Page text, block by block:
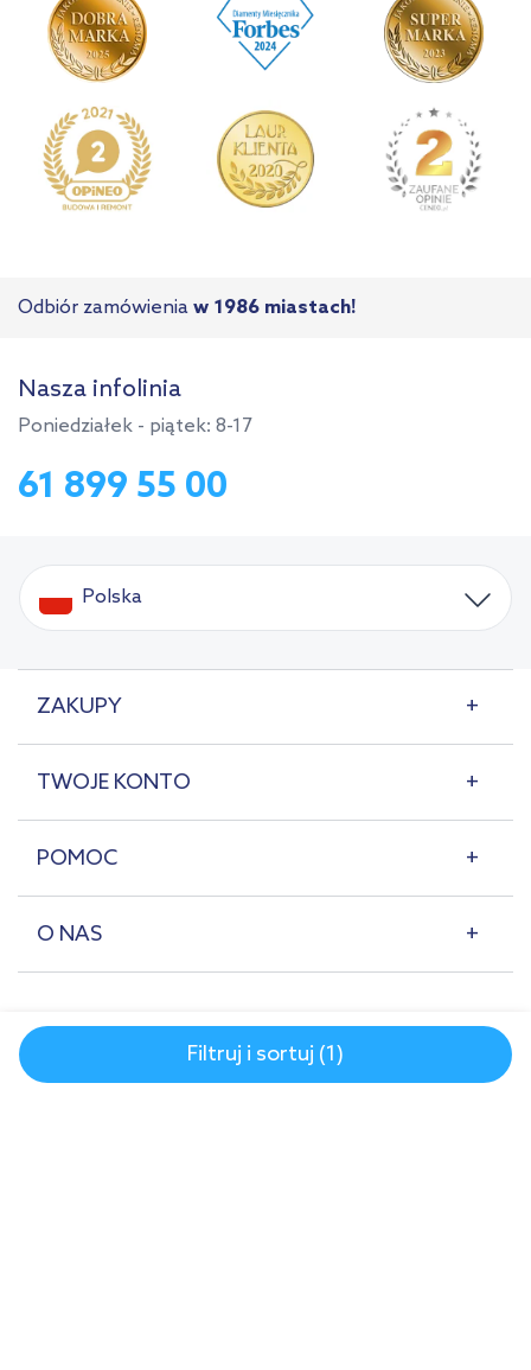
Odbiór zamówienia w 1986 miastach!
Nasza infolinia
Poniedziałek - piątek: 8-17
61 899 55 00
Polska
ZAKUPY
TWOJE KONTO
POMOC
O NAS
Filtruj i sortuj (1)